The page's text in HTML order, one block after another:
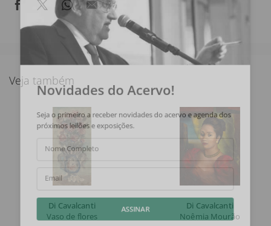
Veja também
Di Cavalcanti
Vaso de flores
Di Cavalcanti
Noêmia Mourão
Novidades do Acervo!
Seja o primeiro a receber novidades do acervo e agenda dos
próximos leilões e exposições.
Nome Completo
Email
ASSINAR